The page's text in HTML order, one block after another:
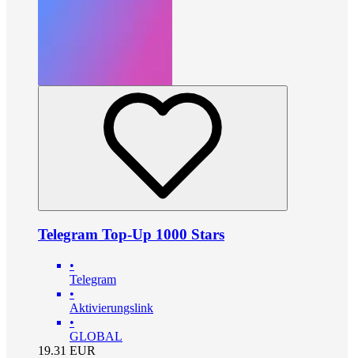
Telegram Top-Up 1000 Stars
•
Telegram
•
Aktivierungslink
•
GLOBAL
19.31 EUR